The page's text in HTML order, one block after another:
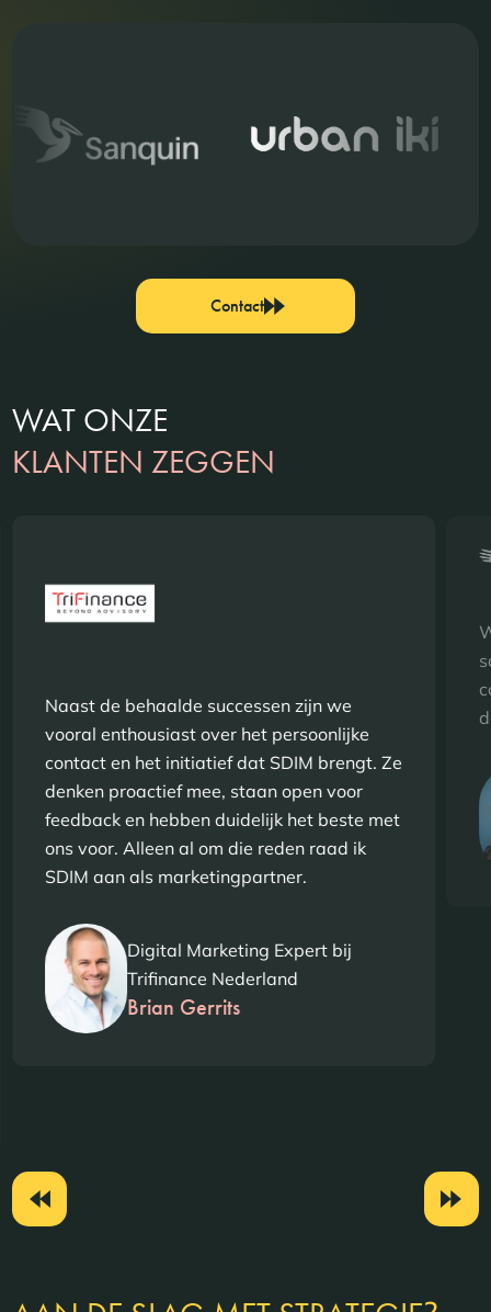
Contact
WAT ONZE
KLANTEN ZEGGEN
Naast de behaalde successen zijn we
vooral enthousiast over het persoonlijke
contact en het initiatief dat SDIM brengt. Ze
denken proactief mee, staan open voor
feedback en hebben duidelijk het beste met
ons voor. Alleen al om die reden raad ik
SDIM aan als marketingpartner.
Digital Marketing Expert bij
Trifinance Nederland
Brian Gerrits